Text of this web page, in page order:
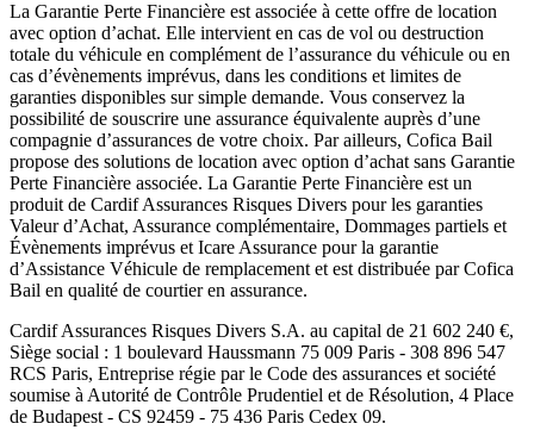
La Garantie Perte Financière est associée à cette offre de location
avec option d’achat. Elle intervient en cas de vol ou destruction
totale du véhicule en complément de l’assurance du véhicule ou en
cas d’évènements imprévus, dans les conditions et limites de
garanties disponibles sur simple demande. Vous conservez la
possibilité de souscrire une assurance équivalente auprès d’une
compagnie d’assurances de votre choix. Par ailleurs, Cofica Bail
propose des solutions de location avec option d’achat sans Garantie
Perte Financière associée. La Garantie Perte Financière est un
produit de Cardif Assurances Risques Divers pour les garanties
Valeur d’Achat, Assurance complémentaire, Dommages partiels et
Évènements imprévus et Icare Assurance pour la garantie
d’Assistance Véhicule de remplacement et est distribuée parCofica
Bail en qualité de courtier en assurance.
Cardif Assurances Risques Divers S.A. au capital de 21 602 240 €,
Siège social : 1 boulevard Haussmann 75 009 Paris - 308 896 547
RCS Paris, Entreprise régie par le Code des assurances et société
soumise à Autorité de Contrôle Prudentiel et de Résolution, 4 Place
de Budapest - CS 92459 - 75 436 Paris Cedex 09.